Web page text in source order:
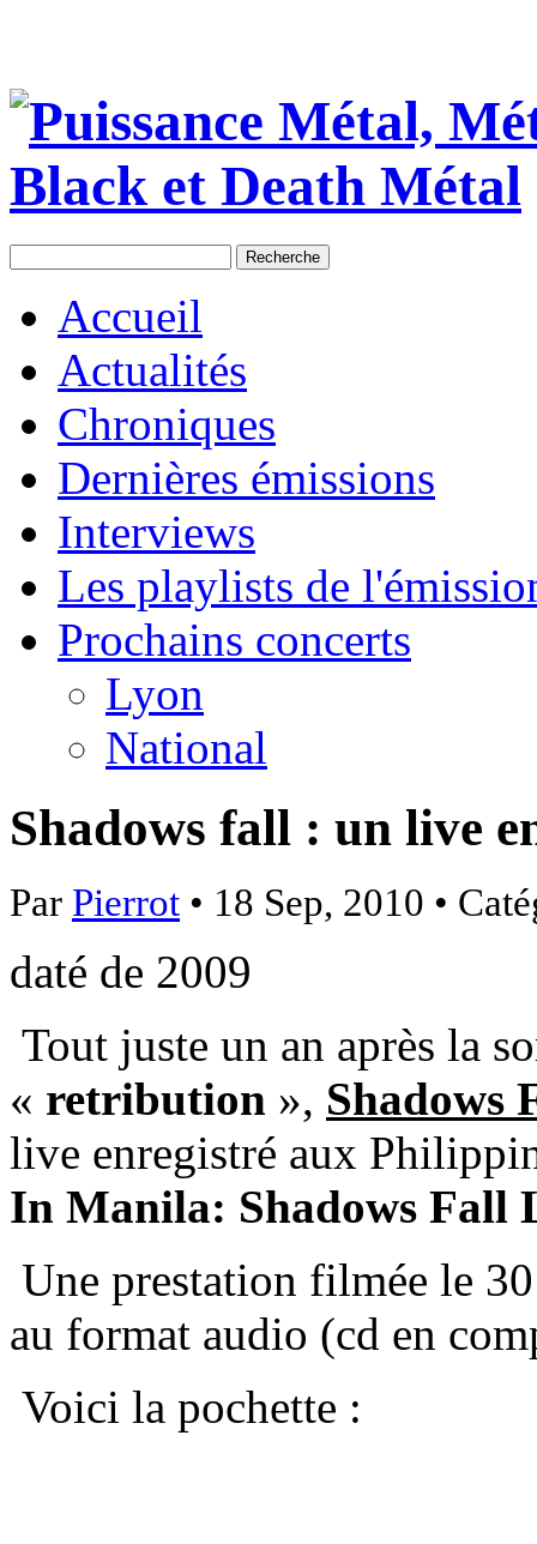
Accueil
Actualités
Chroniques
Dernières émissions
Interviews
Les playlists de
Prochains concerts
Lyon
National
Shadows fall : un live
Par Pierrot • 18 Sep, 2010 •
daté de 2009
Tout juste un an après la
« retribution », Shadows
live enregistré aux
In Manila: Shadows Fall
Une prestation filmée le
au format audio (cd en
Voici la pochette :